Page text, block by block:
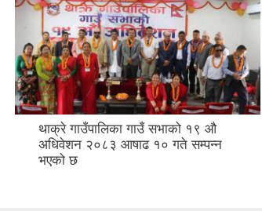
थाक्रे गाउँपालिका गाउँ सभाको १९ औ
अधिवेशन २०८३ आषाढ १० गते सम्पन्न
भएको छ